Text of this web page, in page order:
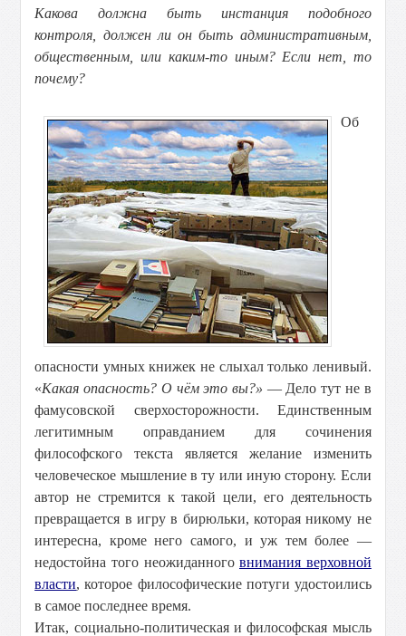
Какова должна быть инстанция подобного
контроля, должен ли он быть административным,
общественным, или каким-то иным? Если нет, то
почему?
Об
опасности умных книжек не слыхал только ленивый.
«Какая опасность? О чём это вы?» — Дело тут не в
фамусовской сверхосторожности. Единственным
легитимным оправданием для сочинения
философского текста является желание изменить
человеческое мышление в ту или иную сторону. Если
автор не стремится к такой цели, его деятельность
превращается в игру в бирюльки, которая никому не
интересна, кроме него самого, и уж тем более —
недостойна того неожиданноговнимания верховной
власти, которое философические потуги удостоились
в самое последнее время.
Итак, социально-политическая и философская мысль